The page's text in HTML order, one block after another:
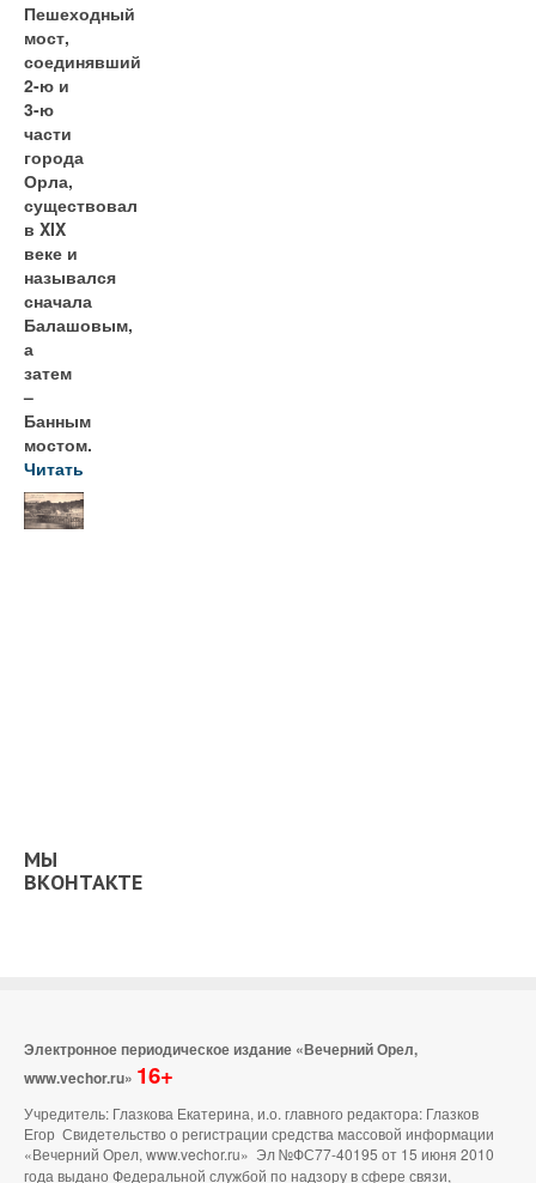
Пешеходный
мост,
соединявший
2-ю и
3-ю
части
города
Орла,
существовал
в XIX
веке и
назывался
сначала
Балашовым,
а
затем
–
Банным
мостом.
Читать
МЫ
ВКОНТАКТЕ
Электронное периодическое издание «Вечерний Орел,
www.vechor.ru» 16+
Учредитель: Глазкова Екатерина, и.о. главного редактора: Глазков
Егор Свидетельство о регистрации средства массовой информации
«Вечерний Орел, www.vechor.ru» Эл №ФС77-40195 от 15 июня 2010
года выдано Федеральной службой по надзору в сфере связи,